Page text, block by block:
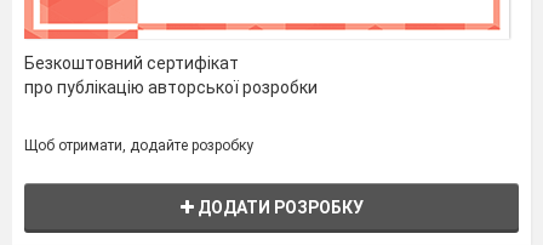
організму Е. Звивистий
каналець
Підтримання сталості
середовища і виведення продуктів
Безкоштовний сертифікат
про публікацію авторської розробки
Щоб отримати, додайте розробку
ДОДАТИ РОЗРОБКУ